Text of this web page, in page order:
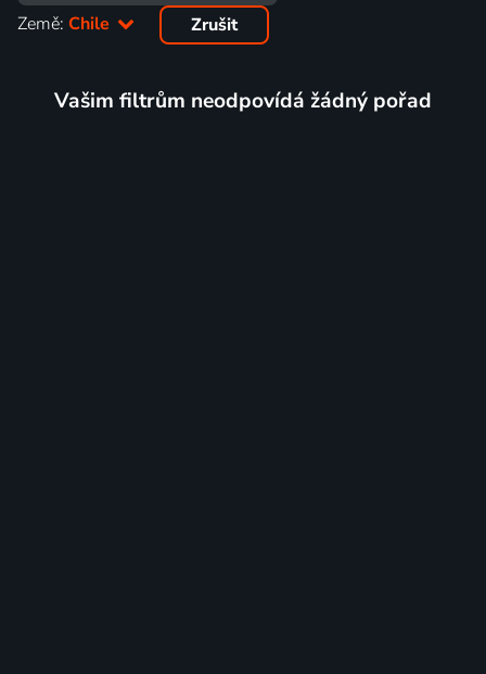
Země: Chile Zrušit
Vašim filtrům neodpovídá žádný pořad